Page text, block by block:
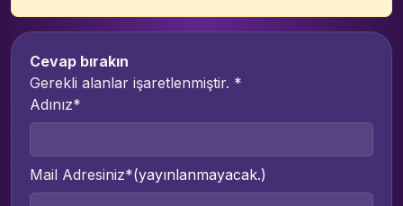
Cevap bırakın
Gerekli alanlar işaretlenmiştir. *
Adınız*
Mail Adresiniz*(yayınlanmayacak.)